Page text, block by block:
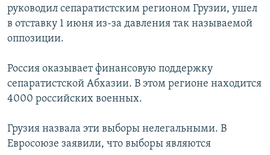
руководил сепаратистским регионом Грузии, ушел
в отставку 1 июня из-за давления так называемой
оппозиции.
Россия оказывает финансовую поддержку
сепаратистской Абхазии. В этом регионе находится
4000 российских военных.
Грузия назвала эти выборы нелегальными. В
Евросоюзе заявили, что выборы являются